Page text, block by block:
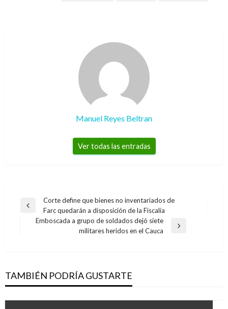
Manuel Reyes Beltran
Ver todas las entradas
Navegación
Entrada
anterior
Corte define que bienes no inventariados de
Farc quedarán a disposición de la Fiscalía
Emboscada a grupo de soldados dejó siete
militares heridos en el Cauca
TAMBIÉN PODRÍA GUSTARTE